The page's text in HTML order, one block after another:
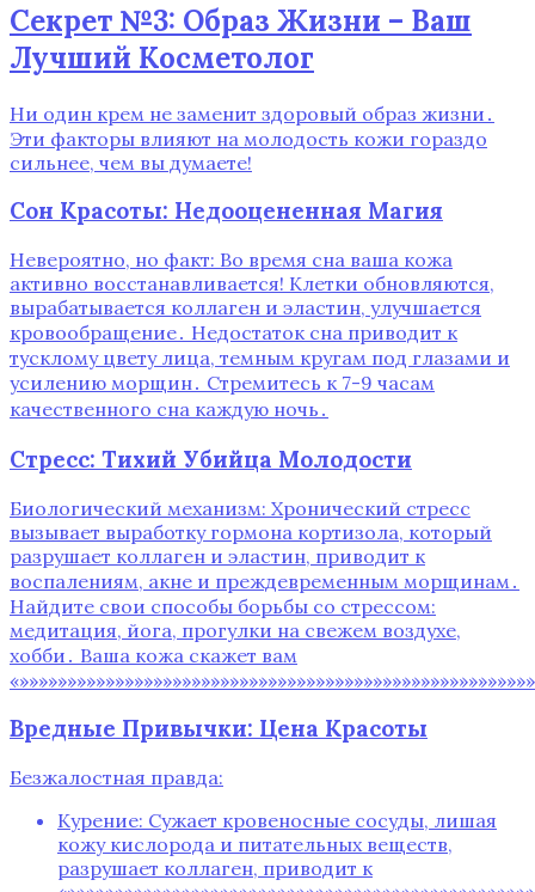
Секрет №3: Образ Жизни – Ваш
Лучший Косметолог
Ни один крем не заменит здоровый образ жизни․
Эти факторы влияют на молодость кожи гораздо
сильнее, чем вы думаете!
Сон Красоты: Недооцененная Магия
Невероятно, но факт: Во время сна ваша кожа
активно восстанавливается! Клетки обновляются,
вырабатывается коллаген и эластин, улучшается
кровообращение․ Недостаток сна приводит к
тусклому цвету лица, темным кругам под глазами и
усилению морщин․ Стремитесь к 7-9 часам
качественного сна каждую ночь․
Стресс: Тихий Убийца Молодости
Биологический механизм: Хронический стресс
вызывает выработку гормона кортизола, который
разрушает коллаген и эластин, приводит к
воспалениям, акне и преждевременным морщинам․
Найдите свои способы борьбы со стрессом:
медитация, йога, прогулки на свежем воздухе,
хобби․ Ваша кожа скажет вам
Вредные Привычки: Цена Красоты
Безжалостная правда:
Курение: Сужает кровеносные сосуды, лишая
кожу кислорода и питательных веществ,
разрушает коллаген, приводит к